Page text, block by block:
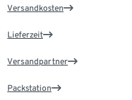
Versandkosten
Lieferzeit
Versandpartner
Packstation